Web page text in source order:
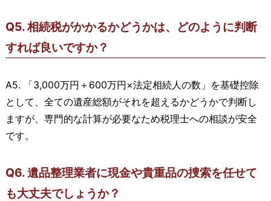
Q5. 相続税がかかるかどうかは、どのように判断
すれば良いですか？
A5. 「3,000万円＋600万円×法定相続人の数」を基礎控除
として、全ての遺産総額がそれを超えるかどうかで判断し
ますが、専門的な計算が必要なため税理士への相談が安全
です。
Q6. 遺品整理業者に現金や貴重品の捜索を任せて
も大丈夫でしょうか？